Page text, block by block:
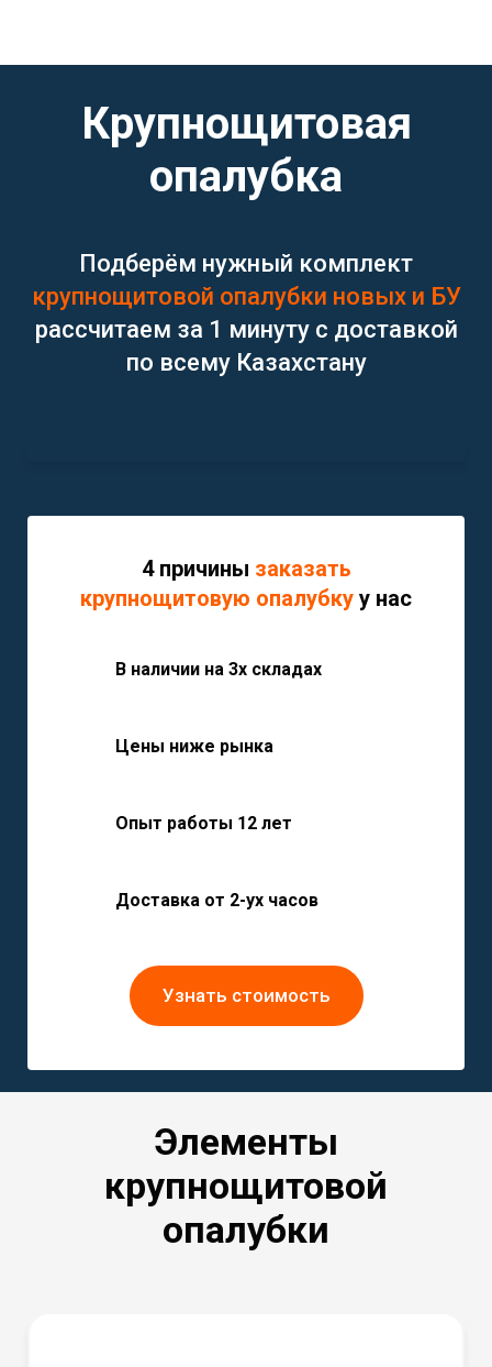
Крупнощитовая
опалубка
Подберём нужный комплект
крупнощитовой опалубки новых и БУ
рассчитаем за 1 минуту с доставкой
по всему Казахстану
4 причины заказать
крупнощитовую опалубку у нас
В наличии на 3х складах
Цены ниже рынка
Опыт работы 12 лет
Доставка от 2-ух часов
Узнать стоимость
Элементы
крупнощитовой
опалубки